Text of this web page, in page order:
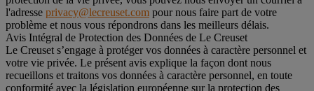
l'adresse privacy@lecreuset.com pour nous faire part de votre
problème et nous vous répondrons dans les meilleurs délais.
Avis Intégral de Protection des Données de Le Creuset
Le Creuset s’engage à protéger vos données à caractère personnel et
votre vie privée. Le présent avis explique la façon dont nous
recueillons et traitons vos données à caractère personnel, en toute
conformité avec la législation européenne sur la protection des